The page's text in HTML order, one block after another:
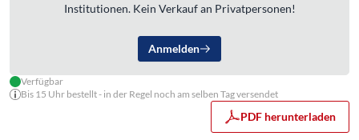
Institutionen. Kein Verkauf an Privatpersonen!
Anmelden
Verfügbar
Bis 15 Uhr bestellt - in der Regel noch am selben Tag versendet
PDF herunterladen